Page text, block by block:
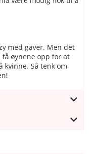
med gaver. Men det
få øynene opp for at
kvinne. Så tenk om